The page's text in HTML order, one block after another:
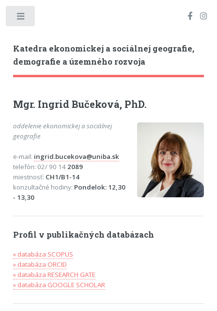
Katedra ekonomickej a sociálnej geografie,
demografie a územného rozvoja
Mgr. Ingrid Bučeková, PhD.
oddelenie ekonomickej a sociálnej
geografie
e-mail: ingrid.bucekova@uniba.sk
telefón: 02/ 90 14 2089
miestnosť: CH1/B1-14
konzultačné hodiny: Pondelok: 12,30
- 13,30
Profil v publikačných databázach
» databáza SCOPUS
» databáza ORCID
» databáza RESEARCH GATE
» databáza GOOGLE SCHOLAR